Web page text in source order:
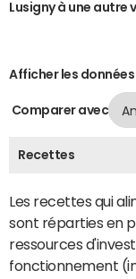
Lusigny à une autre
Afficher les
Comparer avec
Recettes
Les recettes qui
sont réparties en
ressources
fonctionnement